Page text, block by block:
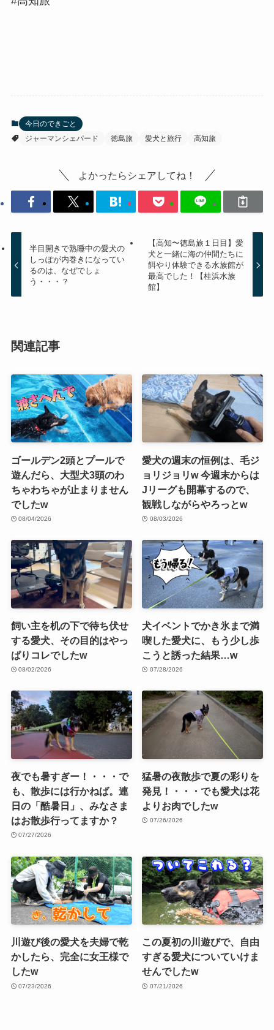
今日のできごと
ジャーマンシェパード
徳島旅 愛犬と旅行 高知旅
よかったらシェアしてね！
半目開きで熟睡中の愛犬の
しっぽが内巻きになってい
るのは、なぜでしょ
う・・・？
【高知〜徳島旅１日目】愛
犬と一緒に海の仲間たちに
餌やり体験できる水族館が
最高でした！【桂浜水族
館】
関連記事
ゴールデン2頭とプールで
遊んだら、大型犬3頭のわ
ちゃわちゃが止まりません
でしたw
08/04/2026
愛犬の週末の恒例は、毛ジ
ョリジョリw 今週末からは
Jリーグも開幕するので、
観戦しながらやろっとw
08/03/2026
飼い主を机の下で待ち伏せ
する愛犬、その目的はやっ
ぱりコレでしたw
08/02/2026
犬イベントでかき氷まで満
喫した愛犬に、もう少し歩
こうと誘った結果…w
07/28/2026
夜でも暑すぎー！・・・で
も、散歩には行かねば。連
日の「酷暑日」、みなさま
はお散歩行ってますか？
07/27/2026
猛暑の夜散歩で夏の彩りを
発見！・・・でも愛犬は花
よりお肉でしたw
07/26/2026
川遊び後の愛犬を夫婦で乾
かしたら、完全に女王様で
したw
07/23/2026
この夏初の川遊びで、自由
すぎる愛犬についていけま
せんでしたw
07/21/2026